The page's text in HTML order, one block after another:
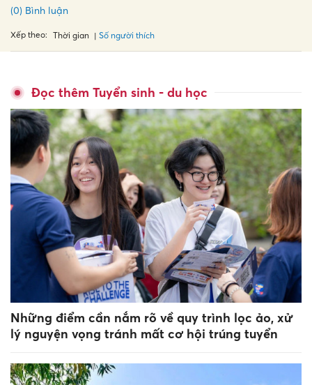
(0) Bình luận
Xếp theo: Thời gian Số người thích
Đọc thêm Tuyển sinh - du học
Những điểm cần nắm rõ về quy trình lọc ảo, xử
lý nguyện vọng tránh mất cơ hội trúng tuyển